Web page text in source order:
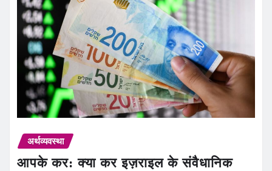
अर्थव्यवस्था
आपके कर: क्या कर इज़राइल के संवैधानिक